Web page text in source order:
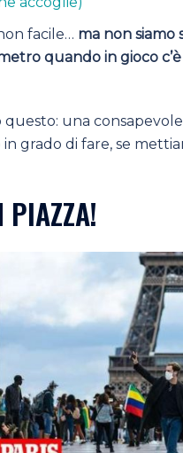
facile… ma non siamo
quando in gioco
questo: una
grado di fare, se
PIAZZA!